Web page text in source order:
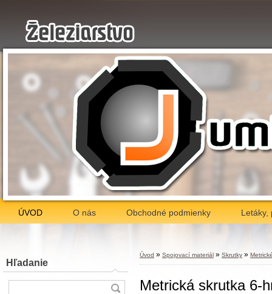
ÚVOD O nás Obchodné podmienky Letáky,
Hľadanie
Úvod » Spojovací materiál » Skrutky »
Metrická skrutka 6-